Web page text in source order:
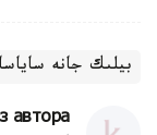
بيلىك جانە
автора